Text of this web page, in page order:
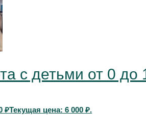
с детьми от 0 до
₽Текущая цена: 6 000 ₽.